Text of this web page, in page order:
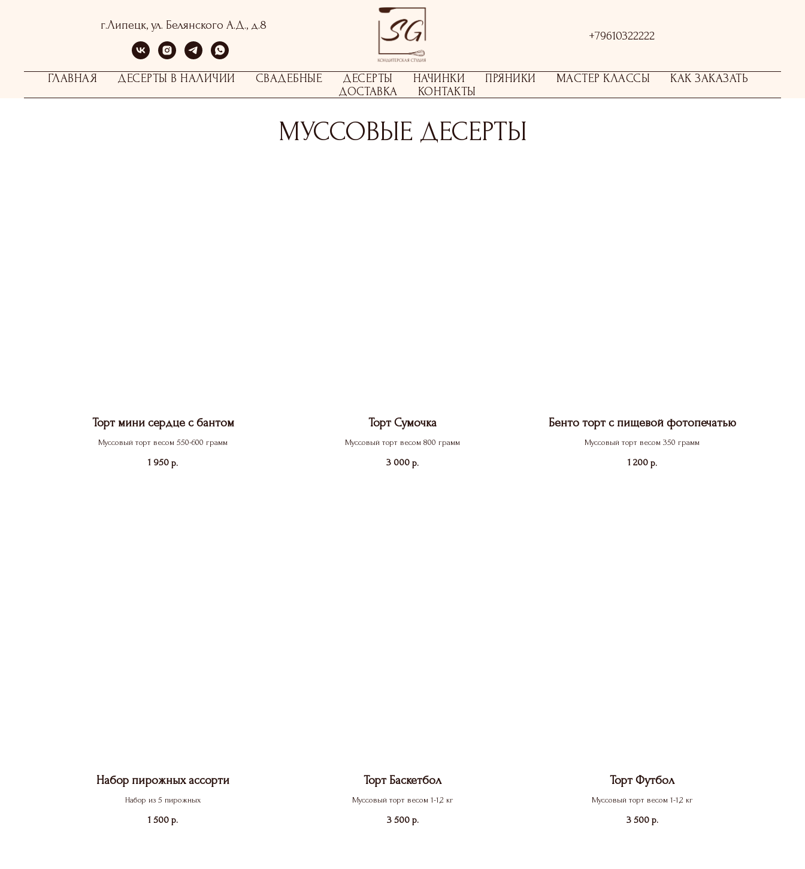
г.Липецк, ул. Белянского А.Д., д.8
+79610322222
ГЛАВНАЯ ДЕСЕРТЫ В НАЛИЧИИ СВАДЕБНЫЕ ДЕСЕРТЫ НАЧИНКИ ПРЯНИКИ МАСТЕР КЛАССЫ
КАК ЗАКАЗАТЬ
ДОСТАВКА
КОНТАКТЫ
МУССОВЫЕ ДЕСЕРТЫ
Торт мини сердце с бантом
Муссовый торт весом 550-600 грамм
1 950 р.
Торт Сумочка
Муссовый торт весом 800 грамм
3 000 р.
Бенто торт с пищевой фотопечатью
Муссовый торт весом 350 грамм
1 200 р.
Набор пирожных ассорти
Набор из 5 пирожных
1 500 р.
Торт Баскетбол
Муссовый торт весом 1-1,2 кг
3 500 р.
Торт Футбол
Муссовый торт весом 1-1,2 кг
3 500 р.